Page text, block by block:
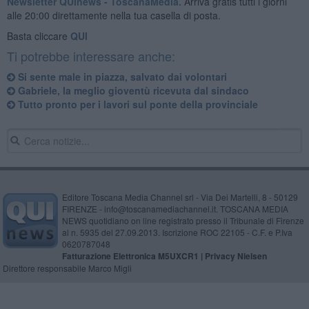
alle 20:00 direttamente nella tua casella di posta.
Basta cliccare QUI
Ti potrebbe interessare anche:
Si sente male in piazza, salvato dai volontari
Gabriele, la meglio gioventù ricevuta dal sindaco
Tutto pronto per i lavori sul ponte della provinciale
Editore Toscana Media Channel srl - Via Dei Martelli, 8 - 50129
FIRENZE - info@toscanamediachannel.it. TOSCANA MEDIA
NEWS quotidiano on line registrato presso il Tribunale di Firenze
al n. 5935 del 27.09.2013. Iscrizione ROC 22105 - C.F. e P.Iva
0620787048
Fatturazione Elettronica M5UXCR1 | Privacy Nielsen
Direttore responsabile Marco Migli